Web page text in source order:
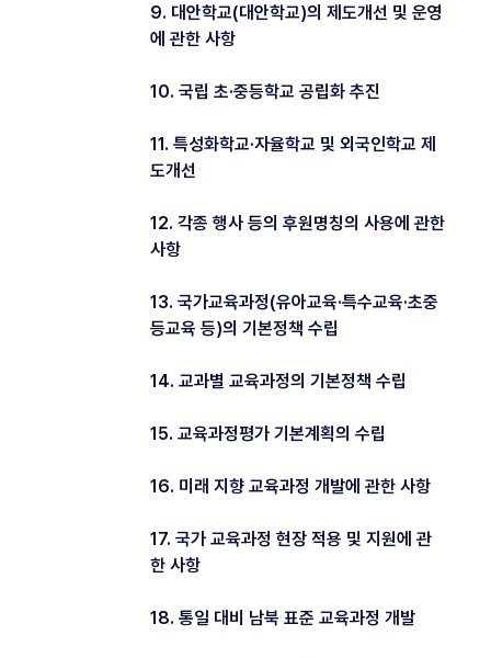
9. 대안학교(대안학교)의 제도개선 및 운영
에 관한 사항
10. 국립 초·중등학교 공립화 추진
11. 특성화학교·자율학교 및 외국인학교 제
도개선
12. 각종 행사 등의 후원명칭의 사용에 관한
사항
13. 국가교육과정(유아교육·특수교육·초중
등교육 등)의 기본정책 수립
14. 교과별 교육과정의 기본정책 수립
15. 교육과정평가 기본계획의 수립
16. 미래 지향 교육과정 개발에 관한 사항
17. 국가 교육과정 현장 적용 및 지원에 관
한 사항
18. 통일 대비 남북 표준 교육과정 개발